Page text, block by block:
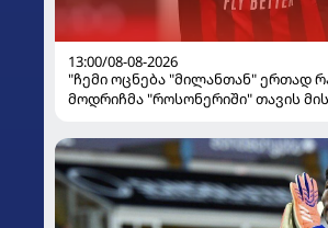
13:00/08-08-2026
"ჩემი ოცნება "მილანთან" ერთად
მოდრიჩმა "როსონერიში" თავის